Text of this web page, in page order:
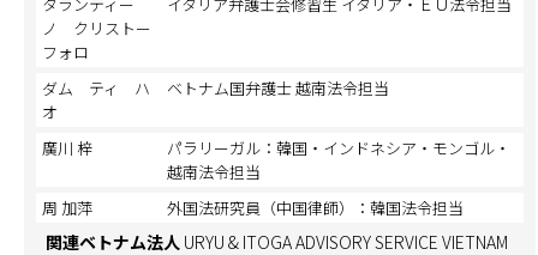
ノ クリストー
フォロ
ダム ティ ハ
オ
ベトナム国弁護士 越南法令担当
廣川 梓
パラリーガル：韓国・インドネシア・モンゴル・
越南法令担当
周 加萍
外国法研究員（中国律師）：韓国法令担当
関連ベトナム法人URYU & ITOGA ADVISORY SERVICE VIETNAM